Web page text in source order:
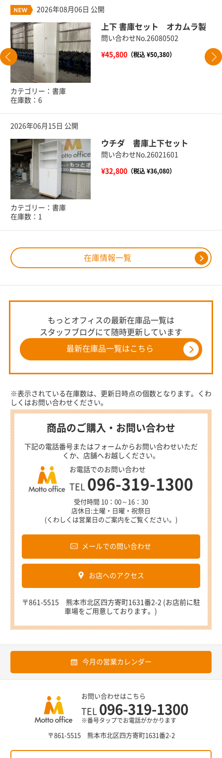
在庫情報一覧
2026年08月06日 公開
上下 書庫セット オカムラ製
問い合わせNo.26080502
¥45,800（税込 ¥50,380）
カテゴリー：書庫
在庫数：6
2026年06月15日 公開
ウチダ 書庫上下セット
問い合わせNo.26021601
¥32,800（税込 ¥36,080）
カテゴリー：書庫
在庫数：1
もっとオフィスの最新在庫品一覧は
スタッフブログにて随時更新しています
最新在庫品一覧はこちら
※表示されている在庫数は、更新日時点の個数となります。くわ
しくはお問い合わせください。
商品のご購入・お問い合わせ
下記の電話番号またはフォームからお問い合わせいただ
くか、店舗へお越しください。
お電話でのお問い合わせ
TEL 096-319-1300
受付時間 10：00～16：30
店休日:土曜・日曜・祝祭日
(くわしくは営業日のご案内をご覧ください。)
メールでの問い合わせ
お店へのアクセス
〒861-5515 熊本市北区四方寄町1631番2-2 (お店前に駐
車場をご用意しております。)
今月の営業カレンダー
お問い合わせはこちら
TEL 096-319-1300
※番号タップでお電話がかかります
〒861-5515 熊本市北区四方寄町1631番2-2